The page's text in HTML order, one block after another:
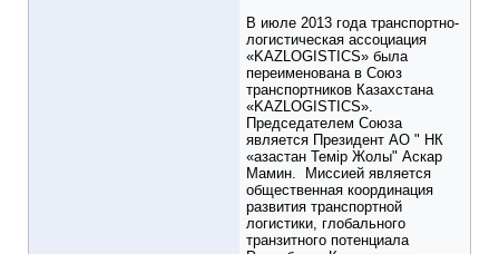
В июле 2013 года транспортно-
логистическая ассоциация
«KAZLOGISTICS» была
переименована в Союз
транспортников Казахстана
«KAZLOGISTICS».
Председателем Союза
является Президент АО " НК
«азастан Темір Жолы" Аскар
Мамин. Миссией является
общественная координация
развития транспортной
логистики, глобального
транзитного потенциала